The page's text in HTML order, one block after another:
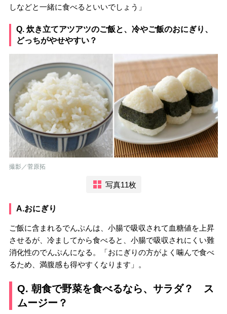
しなどと一緒に食べるといいでしょう」
Q. 炊き立てアツアツのご飯と、冷やご飯のおにぎり、
どっちがやせやすい？
撮影／菅原拓
写真11枚
A.おにぎり
ご飯に含まれるでんぷんは、小腸で吸収されて血糖値を上昇
させるが、冷ましてから食べると、小腸で吸収されにくい難
消化性のでんぷんになる。「おにぎりの方がよく噛んで食べ
るため、満腹感も得やすくなります」。
Q. 朝食で野菜を食べるなら、サラダ？ ス
ムージー？